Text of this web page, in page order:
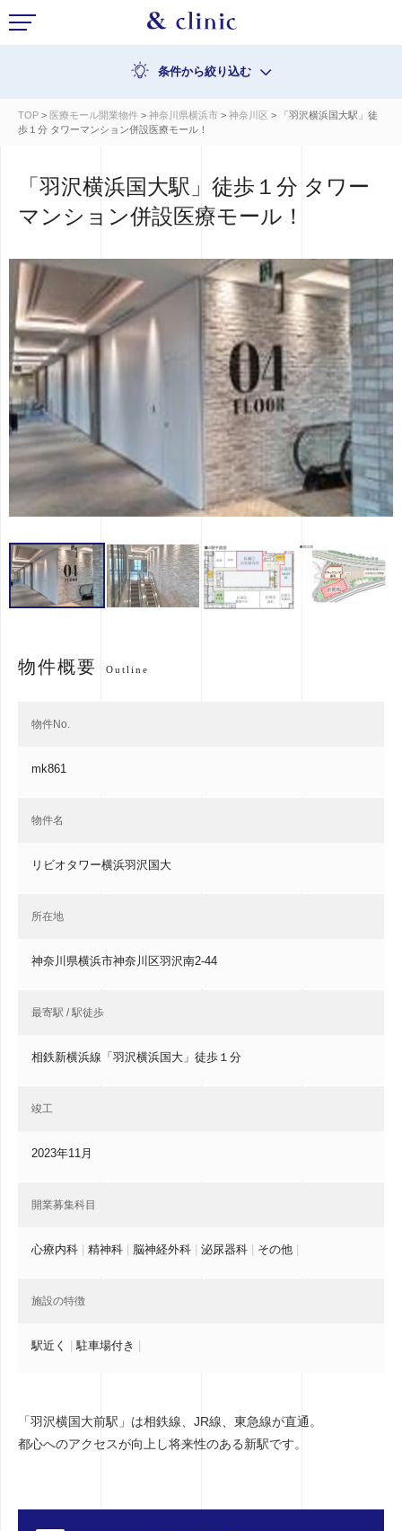
条件から絞り込む
TOP > 医療モール開業物件 > 神奈川県横浜市 > 神奈川区 > 「羽沢横浜国大駅」徒
歩１分 タワーマンション併設医療モール！
「羽沢横浜国大駅」徒歩１分 タワー
マンション併設医療モール！
物件概要 Outline
物件No.
mk861
物件名
リビオタワー横浜羽沢国大
所在地
神奈川県横浜市神奈川区羽沢南2-44
最寄駅 / 駅徒歩
相鉄新横浜線「羽沢横浜国大」徒歩１分
竣工
2023年11月
開業募集科目
心療内科 精神科 脳神経外科 泌尿器科 その他
施設の特徴
駅近く 駐車場付き
「羽沢横国大前駅」は相鉄線、JR線、東急線が直通。
都心へのアクセスが向上し将来性のある新駅です。